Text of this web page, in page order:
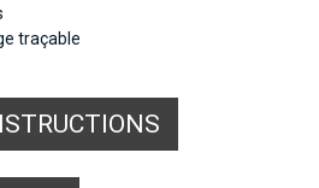
traçable